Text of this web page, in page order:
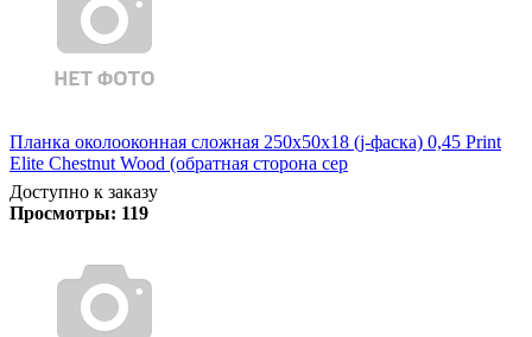
Планка околооконная сложная 250х50х18 (j-фаска) 0,45 Print
Elite Chestnut Wood (обратная сторона сер
Доступно к заказу
Просмотры: 119